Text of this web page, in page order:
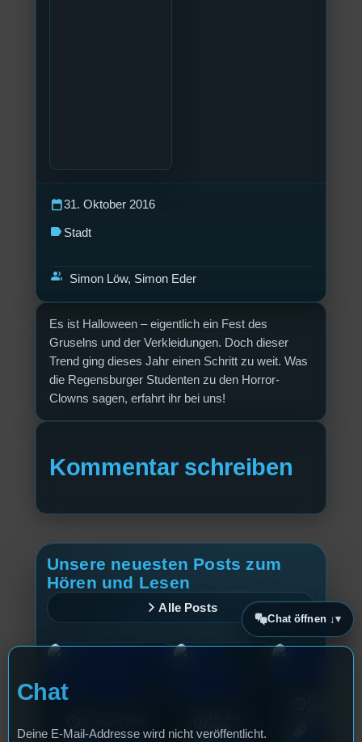
Es ist Halloween – eigentlich ein Fest des
Gruselns und der Verkleidungen. Doch dieser
Trend ging dieses Jahr einen Schritt zu weit. Was
die Regensburger Studenten zu den Horror-
Clowns sagen, erfahrt ihr bei uns!
Kommentar schreiben
calendar_today31. Oktober 2016
label Stadt
group Simon Löw, Simon Eder
Unsere neuesten Posts zum
Hören und Lesen
Alle Posts
2026
Chat öffnen ↓
Chat
Deine E-Mail-Addresse wird nicht veröffentlicht.